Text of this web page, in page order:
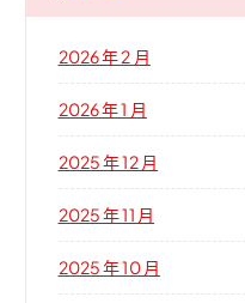
2026 年 2 月
2026 年 1 月
2025 年 12 月
2025 年 11 月
2025 年 10 月